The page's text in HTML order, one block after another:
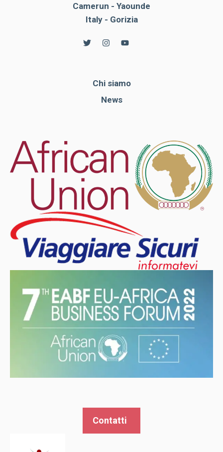
Camerun - Yaounde
Italy - Gorizia
Chi siamo
News
Contatti